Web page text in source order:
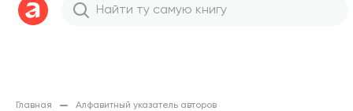
Главная Алфавитный указатель авторов